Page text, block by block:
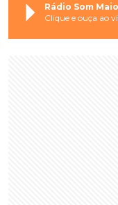
Rádio Som
Clique e ouça ao